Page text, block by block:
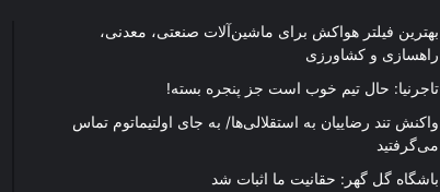
بهترین فیلتر هواکش برای ماشین‌آلات صنعتی، معدنی،
راهسازی و کشاورزی
تاجرنیا: حال تیم خوب است جز پنجره بسته!
واکنش تند رضاییان به استقلالی‌ها/ به جای اولتیماتوم تماس
می‌گرفتید
باشگاه گل گهر: حقانیت ما اثبات شد